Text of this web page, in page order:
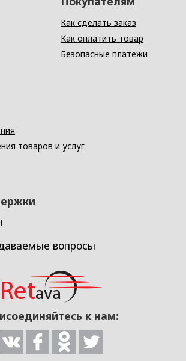
Как сделать заказ
Как оплатить товар
Безопасные платежи
товаров и услуг
вопросы
к нам: